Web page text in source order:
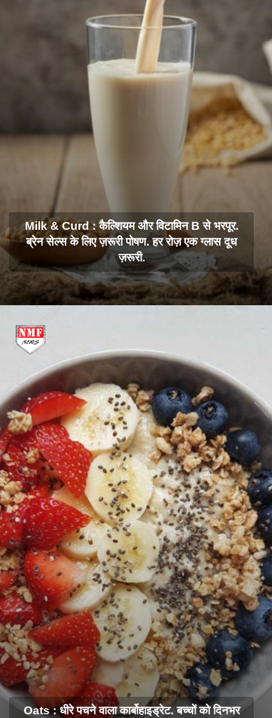
Milk & Curd : कैल्शियम और विटामिन B से भरपूर.
ब्रेन सेल्स के लिए ज़रूरी पोषण. हर रोज़ एक ग्लास दूध
ज़रूरी.
Oats : धीरे पचने वाला कार्बोहाइड्रेट. बच्चों को दिनभर